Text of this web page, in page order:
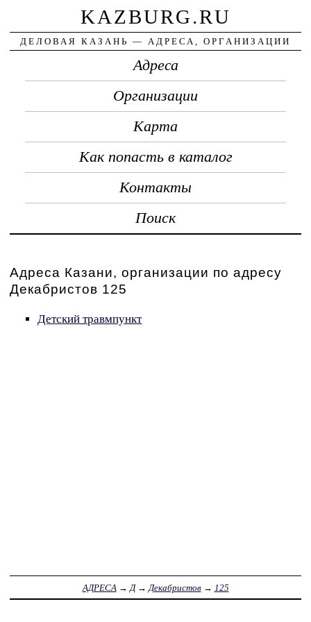
KAZBURG.RU
ДЕЛОВАЯ КАЗАНЬ — АДРЕСА, ОРГАНИЗАЦИИ
Адреса
Организации
Карта
Как попасть в каталог
Контакты
Поиск
Адреса Казани, организации по адресу
Декабристов 125
Детский травмпункт
АДРЕСА → Д→ Декабристов→ 125